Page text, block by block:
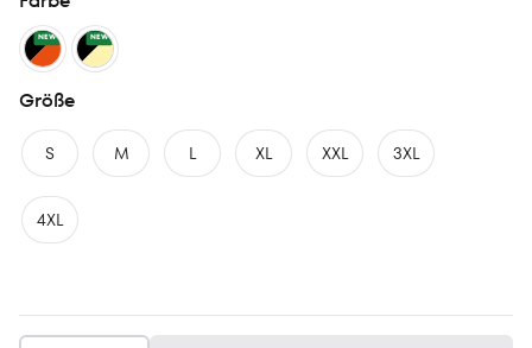
NEW NEW
Größe
S M L XL XXL 3XL
4XL